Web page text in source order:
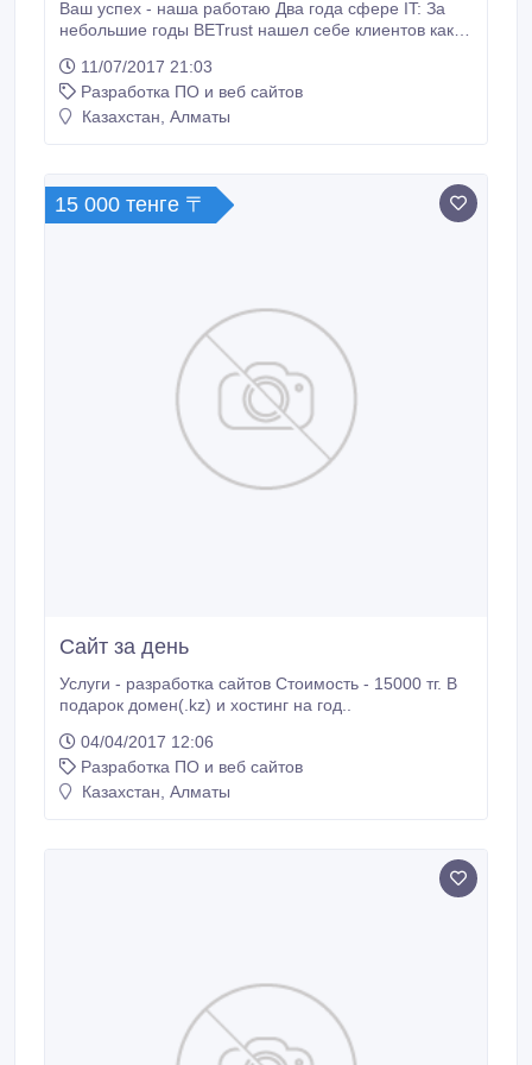
Ваш успех - наша работаю Два года сфере IT: За
небольшие годы BETrust нашел себе клиентов как
сотрудничество с малыми компаниями. Результаты
по конкурсам: Своей деятельностью Betrust
стремится способствовать развитию интернета по
11/07/2017 21:03
Разработка ПО и веб сайтов
Казахстан, Алматы
15 000 тенге 〒
Сайт за день
Услуги - разработка сайтов Стоимость - 15000 тг. В
подарок домен(.kz) и хостинг на год..
04/04/2017 12:06
Разработка ПО и веб сайтов
Казахстан, Алматы